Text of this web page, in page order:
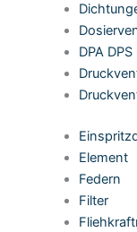
DPA DPS
Element
Federn
Filter